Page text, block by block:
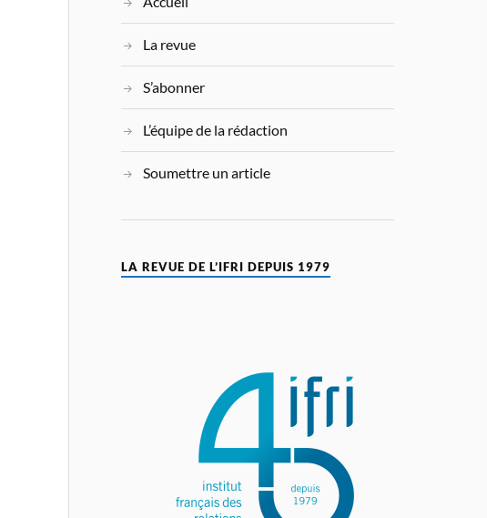
La revue
S’abonner
L’équipe de la rédaction
Soumettre un article
LA REVUE DE L’IFRI DEPUIS 1979